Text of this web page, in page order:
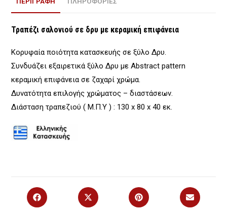
Τραπέζι σαλονιού σε δρυ με κεραμική επιφάνεια
Κορυφαία ποιότητα κατασκευής σε ξύλο Δρυ.
Συνδυάζει εξαιρετικά ξύλο Δρυ με Abstract pattern
κεραμική επιφάνεια σε ζαχαρί χρώμα.
Δυνατότητα επιλογής χρώματος – διαστάσεων.
Διάσταση τραπεζιού ( Μ.Π.Υ ) : 130 x 80 x 40 εκ.
Opens
in
Opens
in
Opens
in
Opens
in